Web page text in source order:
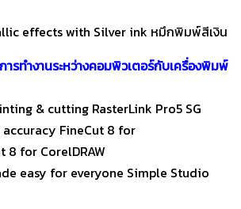
effects with Silver ink หมึกพิมพ์สีเงิน
ารทำงานระหว่างคอมพิวเตอร์กับเครื่องพิมพ์
& cutting RasterLink Pro5 SG
FineCut 8 for
for CorelDRAW
easy for everyone Simple Studio